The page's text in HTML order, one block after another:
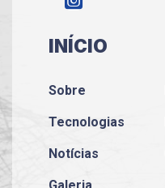
INÍCIO
Sobre
Tecnologias
Notícias